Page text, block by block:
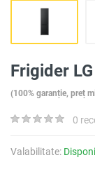
Frigider
(100% garanție, preț
0
Valabilitate: